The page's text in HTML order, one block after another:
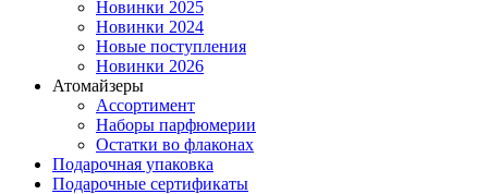
Новинки 2025
Новинки 2024
Новые поступления
Новинки 2026
Атомайзеры
Ассортимент
Наборы парфюмерии
Остатки во флаконах
Подарочная упаковка
Подарочные сертификаты